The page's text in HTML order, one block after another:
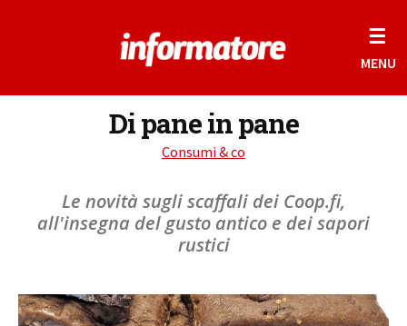
☰
MENU
Di pane in pane
Consumi & co
Le novità sugli scaffali dei Coop.fi,
all'insegna del gusto antico e dei sapori
rustici